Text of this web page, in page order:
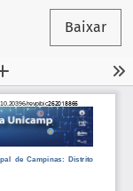
Baixar